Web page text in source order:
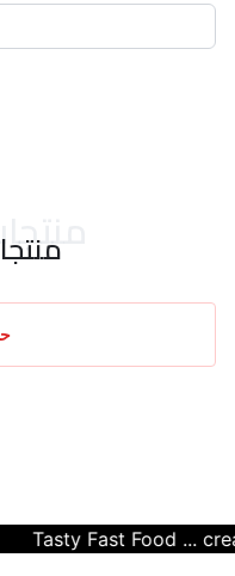
Tasty Fast Food ...